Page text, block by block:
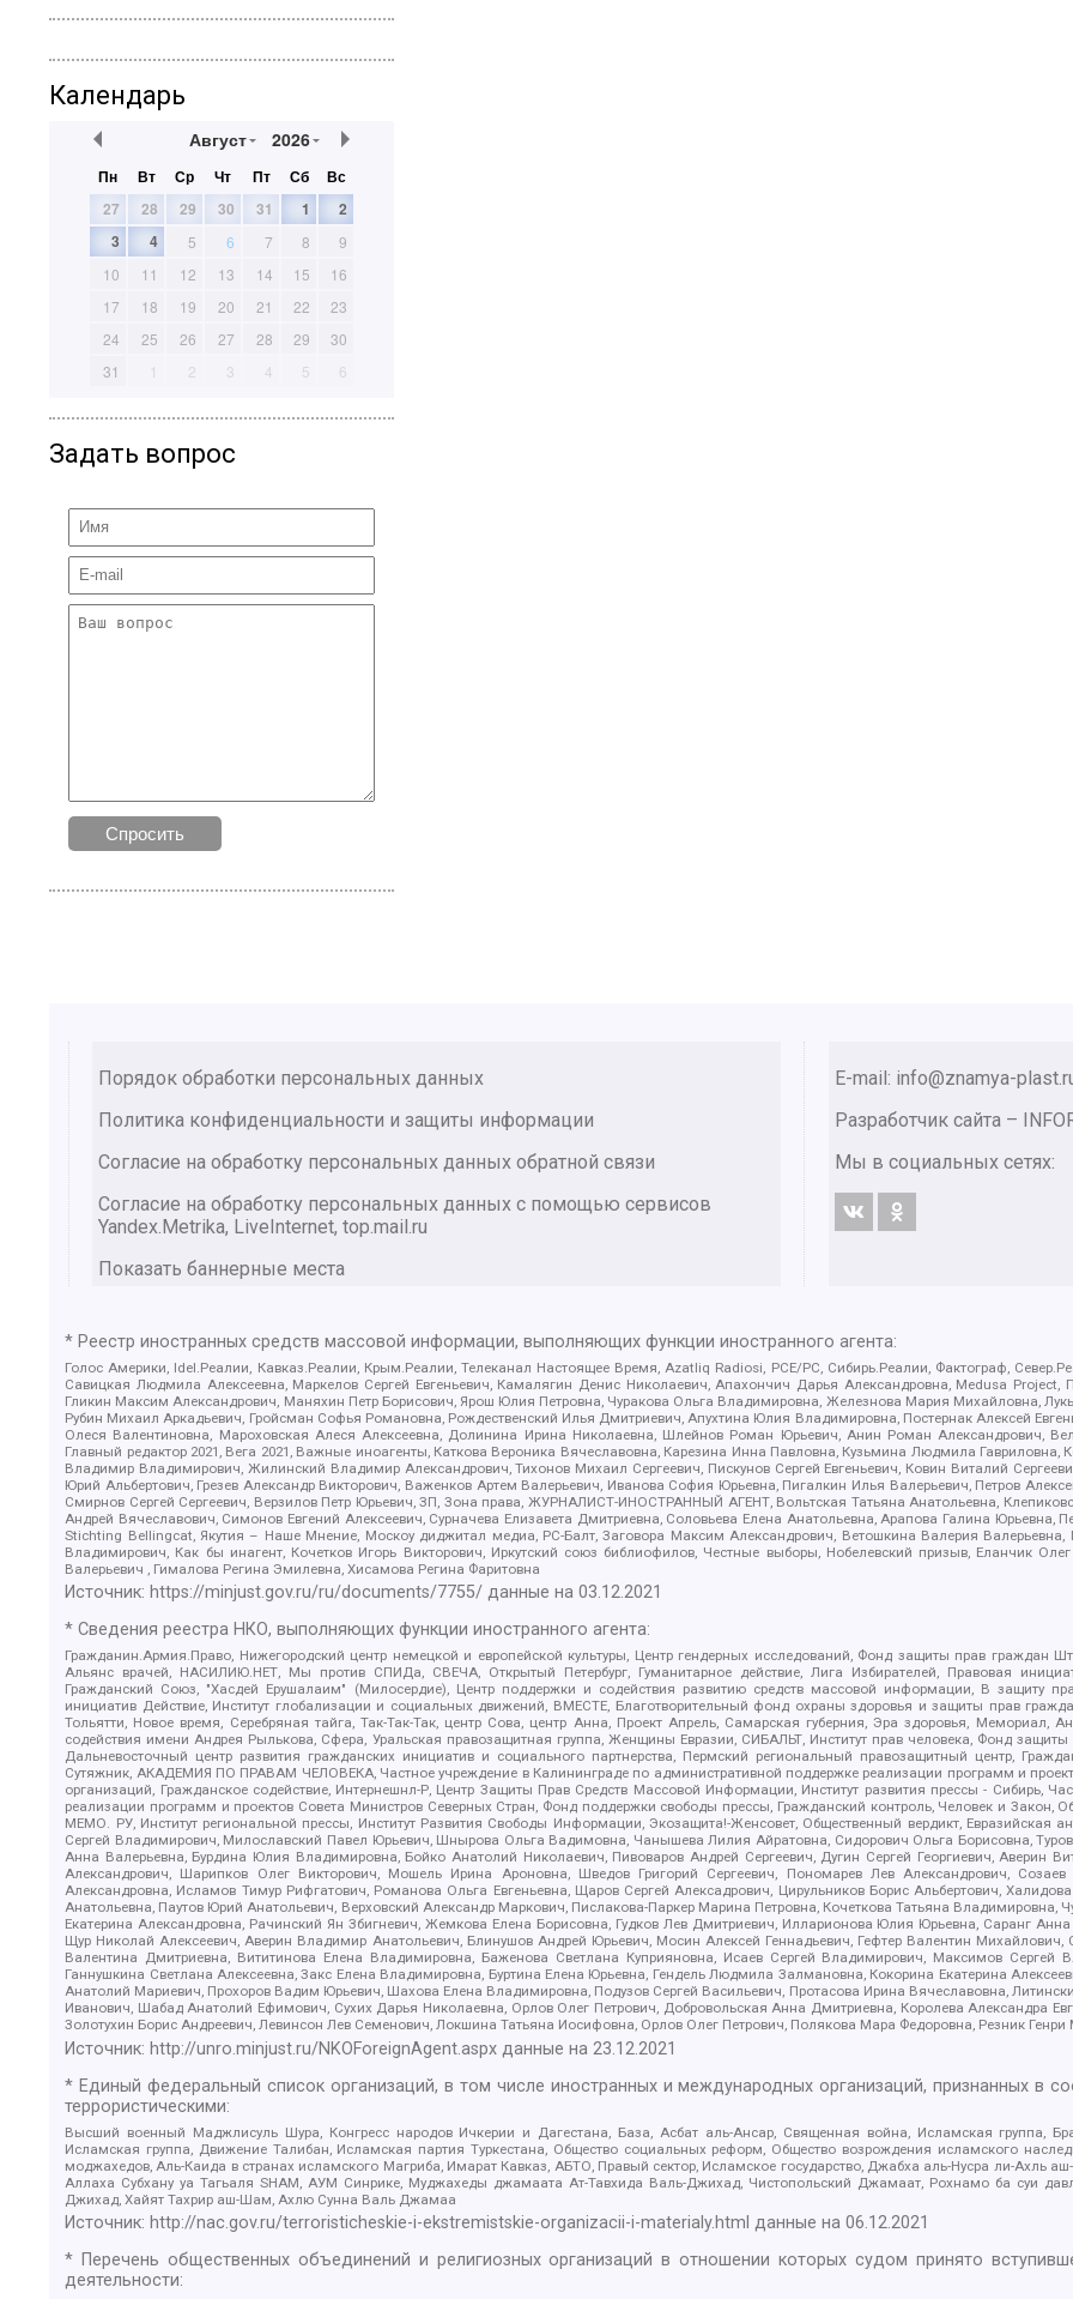
Календарь
Август 2026
Пн Вт Ср Чт Пт Сб
Вс
27
28 29 30 31 1
2
3
4 5 6 7 8
9
10
11 12 13 14 15
16
17
18 19 20 21 22
23
24
25 26 27 28 29
30
31
1 2 3 4 5 6
Задать вопрос
Порядок обработки персональных данных
Политика конфиденциальности и защиты информации
Согласие на обработку персональных данных обратной связи
Согласие на обработку персональных данных с помощью сервисов
Yandex.Metrika, LiveInternet, top.mail.ru
Показать баннерные места
E-mail: info@znamya-
Разработчик сайта –
Мы в социальных сетях:
* Реестр иностранных средств массовой информации, выполняющих функции иностранного агента:
Голос Америки, Idel.Реалии, Кавказ.Реалии, Крым.Реалии, Телеканал Настоящее Время, Azatliq Radiosi, PCE/PC, Сибирь.Реалии, Фактограф,
Савицкая Людмила Алексеевна, Маркелов Сергей Евгеньевич, Камалягин Денис Николаевич, Апахончич Дарья Александровна, Medusa Project,
Гликин Максим Александрович, Маняхин Петр Борисович, Ярош Юлия Петровна, Чуракова Ольга Владимировна, Железнова Мария Михайловна,
Рубин Михаил Аркадьевич, Гройсман Софья Романовна, Рождественский Илья Дмитриевич, Апухтина Юлия Владимировна, Постернак Алексей
Олеся Валентиновна, Мароховская Алеся Алексеевна, Долинина Ирина Николаевна, Шлейнов Роман Юрьевич, Анин Роман Александрович,
Главный редактор 2021, Вега 2021, Важные иноагенты, Каткова Вероника Вячеславовна, Карезина Инна Павловна, Кузьмина Людмила
Владимир Владимирович, Жилинский Владимир Александрович, Тихонов Михаил Сергеевич, Пискунов Сергей Евгеньевич, Ковин Виталий
Юрий Альбертович, Грезев Александр Викторович, Важенков Артем Валерьевич, Иванова София Юрьевна, Пигалкин Илья Валерьевич, Петров
Смирнов Сергей Сергеевич, Верзилов Петр Юрьевич, ЗП, Зона права, ЖУРНАЛИСТ-ИНОСТРАННЫЙ АГЕНТ, Вольтская Татьяна Анатольевна,
Андрей Вячеславович, Симонов Евгений Алексеевич, Сурначева Елизавета Дмитриевна, Соловьева Елена Анатольевна, Арапова Галина
Stichting Bellingcat, Якутия – Наше Мнение, Москоу диджитал медиа, РС-Балт, Заговора Максим Александрович, Ветошкина Валерия
Владимирович, Как бы инагент, Кочетков Игорь Викторович, Иркутский союз библиофилов, Честные выборы, Нобелевский призыв, Еланчик
Валерьевич , Гималова Регина Эмилевна, Хисамова Регина Фаритовна
Источник: https://minjust.gov.ru/ru/documents/7755/ данные на03.12.2021
* Сведения реестра НКО, выполняющих функции иностранного агента:
Гражданин.Армия.Право, Нижегородский центр немецкой и европейской культуры, Центр гендерных исследований, Фонд защиты прав граждан
Альянс врачей, НАСИЛИЮ.НЕТ, Мы против СПИДа, СВЕЧА, Открытый Петербург, Гуманитарное действие, Лига Избирателей, Правовая
Гражданский Союз, "Хасдей Ерушалаим" (Милосердие), Центр поддержки и содействия развитию средств массовой информации, В защиту
инициатив Действие, Институт глобализации и социальных движений, ВМЕСТЕ, Благотворительный фонд охраны здоровья и защиты прав
Тольятти, Новое время, Серебряная тайга, Так-Так-Так, центр Сова, центр Анна, Проект Апрель, Самарская губерния, Эра здоровья, Мемориал,
содействия имени Андрея Рылькова, Сфера, Уральская правозащитная группа, Женщины Евразии, СИБАЛЬТ, Институт прав человека, Фонд защиты
Дальневосточный центр развития гражданских инициатив и социального партнерства, Пермский региональный правозащитный центр,
Сутяжник, АКАДЕМИЯ ПО ПРАВАМ ЧЕЛОВЕКА, Частное учреждение в Калининграде по административной поддержке реализации программ и
организаций, Гражданское содействие, Интернешнл-Р, Центр Защиты Прав Средств Массовой Информации, Институт развития прессы - Сибирь,
реализации программ и проектов Совета Министров Северных Стран, Фонд поддержки свободы прессы, Гражданский контроль, Человек и
МЕМО. РУ, Институт региональной прессы, Институт Развития Свободы Информации, Экозащита!-Женсовет, Общественный вердикт, Евразийская
Сергей Владимирович, Милославский Павел Юрьевич, Шнырова Ольга Вадимовна, Чанышева Лилия Айратовна, Сидорович Ольга Борисовна,
Анна Валерьевна, Бурдина Юлия Владимировна, Бойко Анатолий Николаевич, Пивоваров Андрей Сергеевич, Дугин Сергей Георгиевич, Аверин
Александрович, Шарипков Олег Викторович, Мошель Ирина Ароновна, Шведов Григорий Сергеевич, Пономарев Лев Александрович,
Александровна, Исламов Тимур Рифгатович, Романова Ольга Евгеньевна, Щаров Сергей Алексадрович, Цирульников Борис Альбертович,
Анатольевна, Паутов Юрий Анатольевич, Верховский Александр Маркович, Пислакова-Паркер Марина Петровна, Кочеткова Татьяна Владимировна,
Екатерина Александровна, Рачинский Ян Збигневич, Жемкова Елена Борисовна, Гудков Лев Дмитриевич, Илларионова Юлия Юрьевна, Саранг
Щур Николай Алексеевич, Аверин Владимир Анатольевич, Блинушов Андрей Юрьевич, Мосин Алексей Геннадьевич, Гефтер Валентин
Валентина Дмитриевна, Вититинова Елена Владимировна, Баженова Светлана Куприяновна, Исаев Сергей Владимирович, Максимов Сергей
Ганнушкина Светлана Алексеевна, Закс Елена Владимировна, Буртина Елена Юрьевна, Гендель Людмила Залмановна, Кокорина Екатерина
Анатолий Мариевич, Прохоров Вадим Юрьевич, Шахова Елена Владимировна, Подузов Сергей Васильевич, Протасова Ирина Вячеславовна,
Иванович, Шабад Анатолий Ефимович, Сухих Дарья Николаевна, Орлов Олег Петрович, Добровольская Анна Дмитриевна, Королева Александра
Золотухин Борис Андреевич, Левинсон Лев Семенович, Локшина Татьяна Иосифовна, Орлов Олег Петрович, Полякова Мара Федоровна, Резник Генри
Источник: http://unro.minjust.ru/NKOForeignAgent.aspx данные на23.12.2021
* Единый федеральный список организаций, в том числе иностранных и международных организаций, признанных в
террористическими:
Высший военный Маджлисуль Шура, Конгресс народов Ичкерии и Дагестана, База, Асбат аль-Ансар, Священная война, Исламская группа,
Исламская группа, Движение Талибан, Исламская партия Туркестана, Общество социальных реформ, Общество возрождения исламского
моджахедов, Аль-Каида в странах исламского Магриба, Имарат Кавказ, АБТО, Правый сектор, Исламское государство, Джабха аль-Нусра ли-
Аллаха Субхану уа Тагьаля SHAM, АУМ Синрике, Муджахеды джамаата Ат-Тавхида Валь-Джихад, Чистопольский Джамаат, Рохнамо ба суи
Джихад, Хайят Тахрир аш-Шам, Ахлю Сунна Валь Джамаа
Источник: http://nac.gov.ru/terroristicheskie-i-ekstremistskie-organizacii-i-materialy.html данные на06.12.2021
* Перечень общественных объединений и религиозных организаций в отношении которых судом принято
деятельности: